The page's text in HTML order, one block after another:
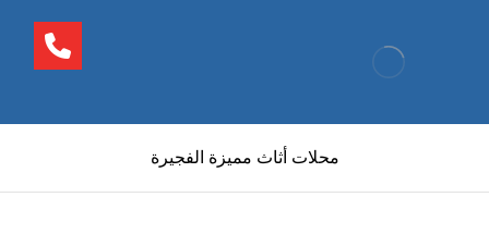
محلات أثاث مميزة الفجيرة